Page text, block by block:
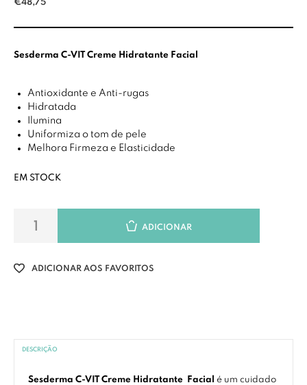
€48,75
Sesderma C-VIT Creme Hidratante Facial
Antioxidante e Anti-rugas
Hidratada
Ilumina
Uniformiza o tom de pele
Melhora Firmeza e Elasticidade
EM STOCK
ADICIONAR
ADICIONAR AOS FAVORITOS
DESCRIÇÃO
Sesderma C-VIT Creme Hidratante Facial é um cuidado